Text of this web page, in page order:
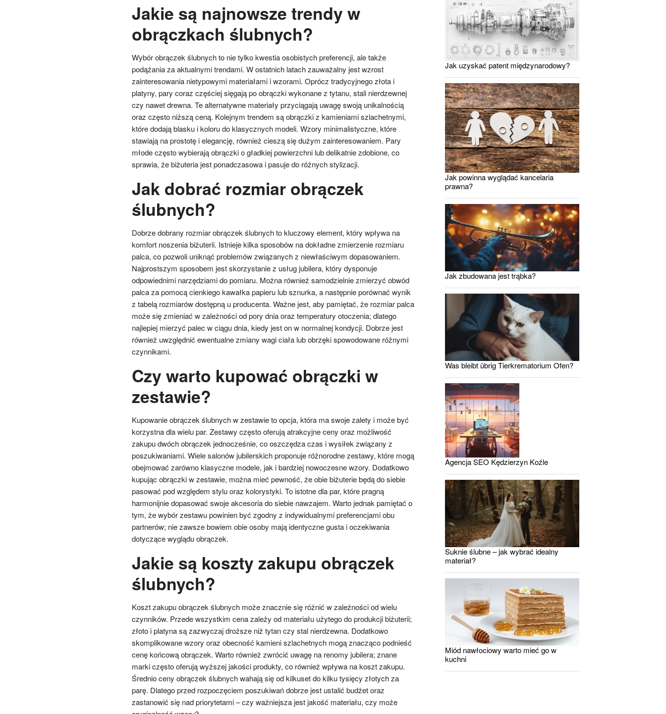
Jakie są najnowsze trendy w
obrączkach ślubnych?
Wybór obrączek ślubnych to nie tylko kwestia osobistych preferencji, ale także
podążania za aktualnymi trendami. W ostatnich latach zauważalny jest wzrost
zainteresowania nietypowymi materiałami i wzorami. Oprócz tradycyjnego złota i
platyny, pary coraz częściej sięgają po obrączki wykonane z tytanu, stali nierdzewnej
czy nawet drewna. Te alternatywne materiały przyciągają uwagę swoją unikalnością
oraz często niższą ceną. Kolejnym trendem są obrączki z kamieniami szlachetnymi,
które dodają blasku i koloru do klasycznych modeli. Wzory minimalistyczne, które
stawiają na prostotę i elegancję, również cieszą się dużym zainteresowaniem. Pary
młode często wybierają obrączki o gładkiej powierzchni lub delikatnie zdobione, co
sprawia, że biżuteria jest ponadczasowa i pasuje do różnych stylizacji.
Jak dobrać rozmiar obrączek
ślubnych?
Dobrze dobrany rozmiar obrączek ślubnych to kluczowy element, który wpływa na
komfort noszenia biżuterii. Istnieje kilka sposobów na dokładne zmierzenie rozmiaru
palca, co pozwoli uniknąć problemów związanych z niewłaściwym dopasowaniem.
Najprostszym sposobem jest skorzystanie z usług jubilera, który dysponuje
odpowiednimi narzędziami do pomiaru. Można również samodzielnie zmierzyć obwód
palca za pomocą cienkiego kawałka papieru lub sznurka, a następnie porównać wynik
z tabelą rozmiarów dostępną u producenta. Ważne jest, aby pamiętać, że rozmiar palca
może się zmieniać w zależności od pory dnia oraz temperatury otoczenia; dlatego
najlepiej mierzyć palec w ciągu dnia, kiedy jest on w normalnej kondycji. Dobrze jest
również uwzględnić ewentualne zmiany wagi ciała lub obrzęki spowodowane różnymi
czynnikami.
Czy warto kupować obrączki w
zestawie?
Kupowanie obrączek ślubnych w zestawie to opcja, która ma swoje zalety i może być
korzystna dla wielu par. Zestawy często oferują atrakcyjne ceny oraz możliwość
zakupu dwóch obrączek jednocześnie, co oszczędza czas i wysiłek związany z
poszukiwaniami. Wiele salonów jubilerskich proponuje różnorodne zestawy, które mogą
obejmować zarówno klasyczne modele, jak i bardziej nowoczesne wzory. Dodatkowo
kupując obrączki w zestawie, można mieć pewność, że obie biżuterie będą do siebie
pasować pod względem stylu oraz kolorystyki. To istotne dla par, które pragną
harmonijnie dopasować swoje akcesoria do siebie nawzajem. Warto jednak pamiętać o
tym, że wybór zestawu powinien być zgodny z indywidualnymi preferencjami obu
partnerów; nie zawsze bowiem obie osoby mają identyczne gusta i oczekiwania
dotyczące wyglądu obrączek.
Jakie są koszty zakupu obrączek
ślubnych?
Koszt zakupu obrączek ślubnych może znacznie się różnić w zależności od wielu
czynników. Przede wszystkim cena zależy od materiału użytego do produkcji biżuterii;
złoto i platyna są zazwyczaj droższe niż tytan czy stal nierdzewna. Dodatkowo
skomplikowane wzory oraz obecność kamieni szlachetnych mogą znacząco podnieść
cenę końcową obrączek. Warto również zwrócić uwagę na renomy jubilera; znane
marki często oferują wyższej jakości produkty, co również wpływa na koszt zakupu.
Średnio ceny obrączek ślubnych wahają się od kilkuset do kilku tysięcy złotych za
parę. Dlatego przed rozpoczęciem poszukiwań dobrze jest ustalić budżet oraz
zastanowić się nad priorytetami – czy ważniejsza jest jakość materiału, czy może
Jak uzyskać patent międzynarodowy?
Jak powinna wyglądać kancelaria
prawna?
Jak zbudowana jest trąbka?
Was bleibt übrig Tierkrematorium Ofen?
Agencja SEO Kędzierzyn Koźle
Suknie ślubne – jak wybrać idealny
materiał?
Miód nawłociowy warto mieć go w
kuchni